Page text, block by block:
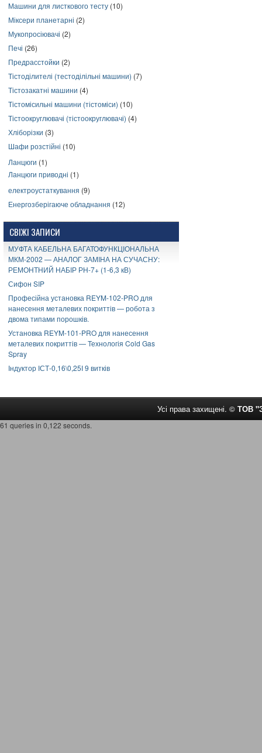
Машини для листкового тесту (10)
Міксери планетарні (2)
Мукопросіювачі (2)
Печі (26)
Предрасстойки (2)
Тістоділителі (тестоділільні машини) (7)
Тістозакатні машини (4)
Тістомісильні машини (тістоміси) (10)
Тістоокруглювачі (тістоокруглювачі) (4)
Хліборізки (3)
Шафи розстійні (10)
Ланцюги (1)
Ланцюги приводні (1)
електроустаткування (9)
Енергозберігаюче обладнання (12)
СВІЖІ ЗАПИСИ
МУФТА КАБЕЛЬНА БАГАТОФУНКЦІОНАЛЬНА
МКМ-2002 — АНАЛОГ ЗАМІНА НА СУЧАСНУ:
РЕМОНТНИЙ НАБІР РН-7+ (1-6,3 кВ)
Сифон SIP
Професійна установка REYM-102-PRO для
нанесення металевих покриттів — робота з
двома типами порошків.
Установка REYM-101-PRO для нанесення
металевих покриттів — Технологія Cold Gas
Spray
Індуктор ІСТ-0,16\0,25І 9 витків
Усі права захищені. © ТОВ
61 queries in 0,122 seconds.